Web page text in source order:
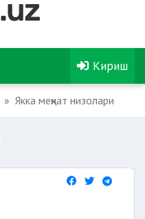
Кириш
Якка меҳнат низолари